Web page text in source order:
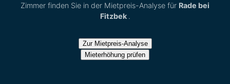
Zimmer finden Sie in der Mietpreis-Analyse für Rade bei
Fitzbek .
Zur Mietpreis-Analyse
Mieterhöhung prüfen